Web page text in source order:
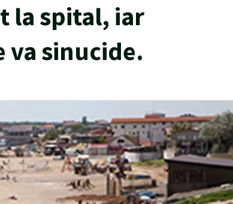
la spital, iar
va sinucide.